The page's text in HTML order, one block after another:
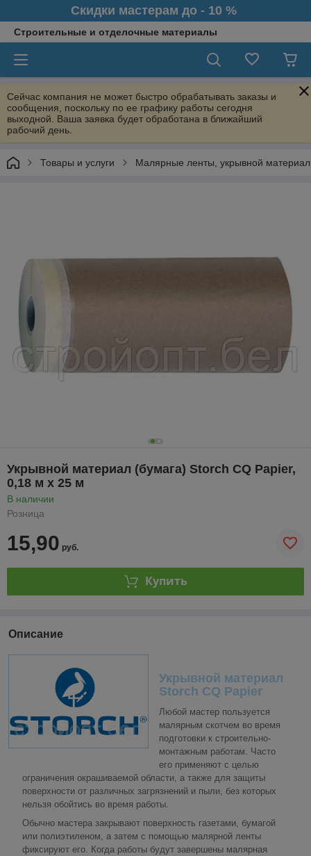
Скидки мастерам до - 10 %
Строительные и отделочные материалы
Сейчас компания не может быстро обрабатывать заказы и
сообщения, поскольку по ее графику работы сегодня
выходной. Ваша заявка будет обработана в ближайший
рабочий день.
Товары и услуги Малярные ленты, укрывной материал
Укрывной материал (бумага) Storch CQ Papier,
0,18 м х 25 м
В наличии
Розница
15,90 руб.
Купить
Описание
Укрывной материал
Storch CQ Papier
Любой мастер пользуется
малярным скотчем во время
подготовки к строительно-
монтажным работам. Часто
его применяют с целью
ограничения окрашиваемой области, а также для защиты
поверхности от различных загрязнений и пыли, без которых
нельзя обойтись во время работы.
Обычно мастера закрывают поверхность газетами, бумагой
или полиэтиленом, а затем с помощью малярной ленты
фиксируют его. Когда работы будут завершены малярная